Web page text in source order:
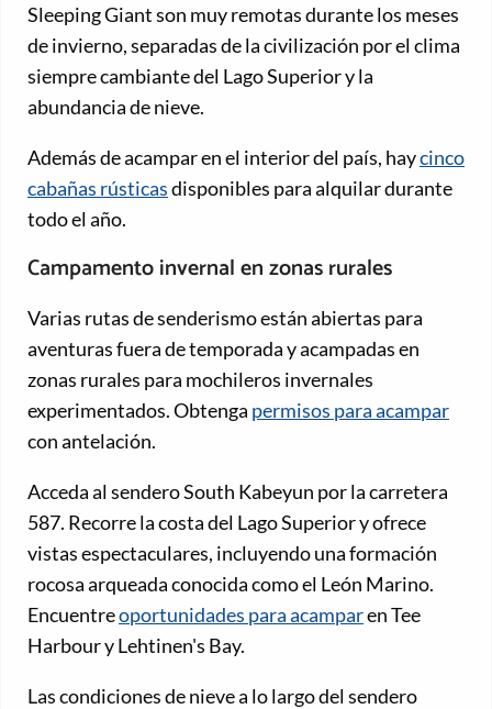
Sleeping Giant son muy remotas durante los meses
de invierno, separadas de la civilización por el clima
siempre cambiante del Lago Superior y la
abundancia de nieve.
Además de acampar en el interior del país, haycinco
cabañas rústicasdisponibles para alquilar durante
todo el año.
Campamento invernal en zonas rurales
Varias rutas de senderismo están abiertas para
aventuras fuera de temporada y acampadas en
zonas rurales para mochileros invernales
experimentados. Obtenga permisos para acampar
con antelación.
Acceda al sendero South Kabeyun por la carretera
587. Recorre la costa del Lago Superior y ofrece
vistas espectaculares, incluyendo una formación
rocosa arqueada conocida como el León Marino.
Encuentreoportunidades para acamparen Tee
Harbour y Lehtinen's Bay.
Las condiciones de nieve a lo largo del sendero